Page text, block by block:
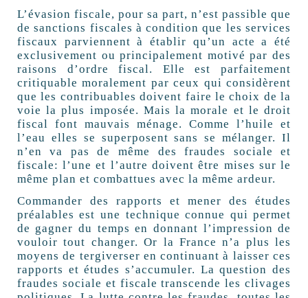
L’évasion fiscale, pour sa part, n’est passible que
de sanctions fiscales à condition que les services
fiscaux parviennent à établir qu’un acte a été
exclusivement ou principalement motivé par des
raisons d’ordre fiscal. Elle est parfaitement
critiquable moralement par ceux qui considèrent
que les contribuables doivent faire le choix de la
voie la plus imposée. Mais la morale et le droit
fiscal font mauvais ménage. Comme l’huile et
l’eau elles se superposent sans se mélanger. Il
n’en va pas de même des fraudes sociale et
fiscale: l’une et l’autre doivent être mises sur le
même plan et combattues avec la même ardeur.
Commander des rapports et mener des études
préalables est une technique connue qui permet
de gagner du temps en donnant l’impression de
vouloir tout changer. Or la France n’a plus les
moyens de tergiverser en continuant à laisser ces
rapports et études s’accumuler. La question des
fraudes sociale et fiscale transcende les clivages